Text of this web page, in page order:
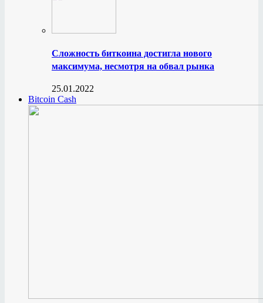
Сложность биткоина достигла нового
максимума, несмотря на обвал рынка
25.01.2022
Bitcoin Cash